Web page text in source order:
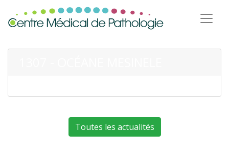
Toutes les actualités